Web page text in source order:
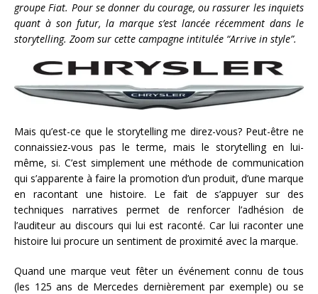
groupe Fiat. Pour se donner du courage, ou rassurer les inquiets
quant à son futur, la marque s’est lancée récemment dans le
storytelling. Zoom sur cette campagne intitulée “Arrive in style”.
Mais qu’est-ce que le storytelling me direz-vous? Peut-être ne
connaissiez-vous pas le terme, mais le storytelling en lui-
même, si. C’est simplement une méthode de communication
qui s’apparente à faire la promotion d’un produit, d’une marque
en racontant une histoire. Le fait de s’appuyer sur des
techniques narratives permet de renforcer l’adhésion de
l’auditeur au discours qui lui est raconté. Car lui raconter une
histoire lui procure un sentiment de proximité avec la marque.
Quand une marque veut fêter un événement connu de tous
(les 125 ans de Mercedes dernièrement par exemple) ou se